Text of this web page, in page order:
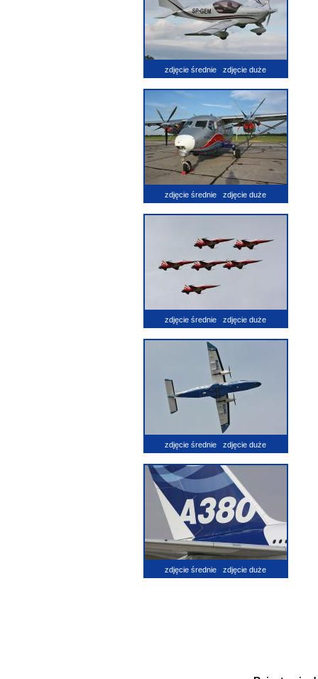
zdjęcie średnie zdjęcie duże
zdjęcie średnie zdjęcie duże
zdjęcie średnie zdjęcie duże
zdjęcie średnie zdjęcie duże
zdjęcie średnie zdjęcie duże